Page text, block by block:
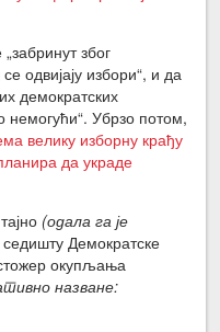
„забринут због
одвијају избори“, и да
демократских
немогући“. Убрзо потом,
велику изборну крађу
да украде
(одала га је
Демократске
окупљања
назване: